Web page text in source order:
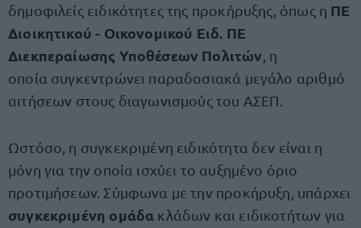
δημοφιλείς ειδικότητες της προκήρυξης, όπως η ΠΕ
Διοικητικού - Οικονομικού Ειδ. ΠΕ
Διεκπεραίωσης Υποθέσεων Πολιτών , η
οποία συγκεντρώνει παραδοσιακά μεγάλο αριθμό
αιτήσεων στους διαγωνισμούς του ΑΣΕΠ.
Ωστόσο, η συγκεκριμένη ειδικότητα δεν είναι η
μόνη για την οποία ισχύει το αυξημένο όριο
προτιμήσεων. Σύμφωνα με την προκήρυξη, υπάρχει
συγκεκριμένη ομάδα κλάδων και ειδικοτήτων για